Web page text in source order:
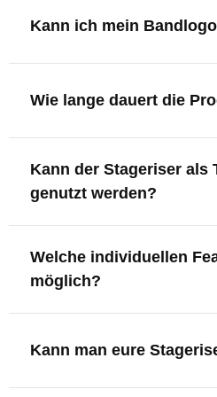
ergonomisch, sicher und gut
Kann ich mein
deine Bühne, deine Marke.
Wie lange dauert die
innerhalb Deutschlands
Kann der Stageriser als
genutzt werden?
oder Zubehör nutzen.
Welche individuellen
möglich?
XLR-Brücke / Schnittstelle
Setlist-Clip
Kann man eure